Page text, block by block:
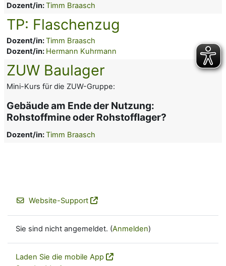
Dozent/in:Timm Braasch
TP: Flaschenzug
Dozent/in:Timm Braasch
Dozent/in: Hermann Kuhrmann
ZUW Baulager
Mini-Kurs für die ZUW-Gruppe:
Gebäude am Ende der Nutzung:
Rohstoffmine oder Rohstofflager?
Dozent/in:Timm Braasch
Website-Support
Sie sind nicht angemeldet. (Anmelden)
Laden Sie die mobile App